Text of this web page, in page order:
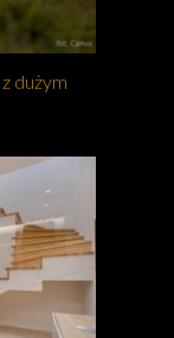
dużym